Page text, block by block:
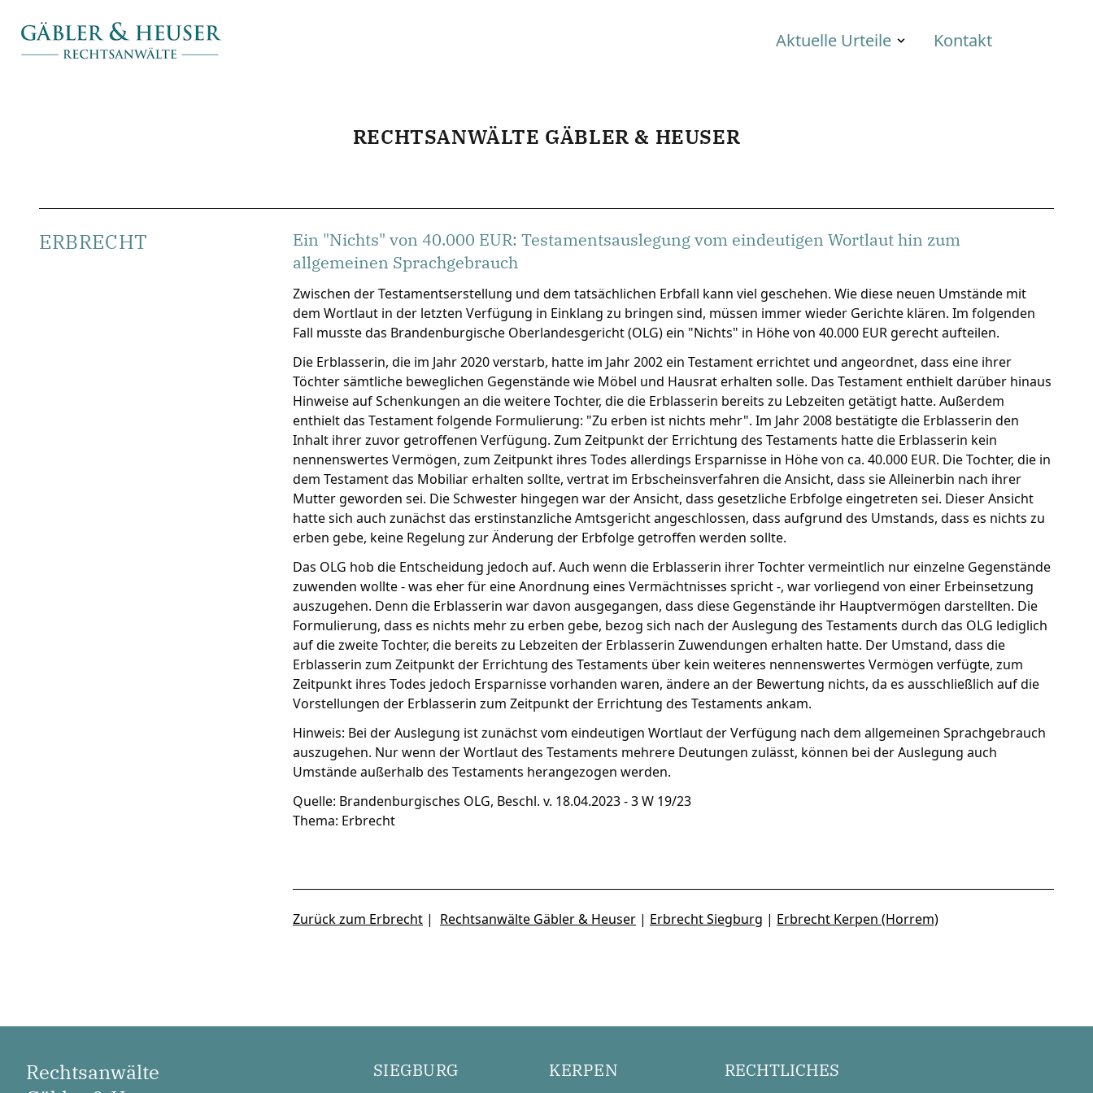
Aktuelle Urteile Kontakt
RECHTSANWÄLTE GÄBLER & HEUSER
ERBRECHT
Ein "Nichts" von 40.000 EUR: Testamentsauslegung vom eindeutigen Wortlaut hin zum
allgemeinen Sprachgebrauch
Zwischen der Testamentserstellung und dem tatsächlichen Erbfall kann viel geschehen. Wie diese neuen Umstände mit
dem Wortlaut in der letzten Verfügung in Einklang zu bringen sind, müssen immer wieder Gerichte klären. Im folgenden
Fall musste das Brandenburgische Oberlandesgericht (OLG) ein "Nichts" in Höhe von 40.000 EUR gerecht aufteilen.
Die Erblasserin, die im Jahr 2020 verstarb, hatte im Jahr 2002 ein Testament errichtet und angeordnet, dass eine ihrer
Töchter sämtliche beweglichen Gegenstände wie Möbel und Hausrat erhalten solle. Das Testament enthielt darüber hinaus
Hinweise auf Schenkungen an die weitere Tochter, die die Erblasserin bereits zu Lebzeiten getätigt hatte. Außerdem
enthielt das Testament folgende Formulierung: "Zu erben ist nichts mehr". Im Jahr 2008 bestätigte die Erblasserin den
Inhalt ihrer zuvor getroffenen Verfügung. Zum Zeitpunkt der Errichtung des Testaments hatte die Erblasserin kein
nennenswertes Vermögen, zum Zeitpunkt ihres Todes allerdings Ersparnisse in Höhe von ca. 40.000 EUR. Die Tochter, die in
dem Testament das Mobiliar erhalten sollte, vertrat im Erbscheinsverfahren die Ansicht, dass sie Alleinerbin nach ihrer
Mutter geworden sei. Die Schwester hingegen war der Ansicht, dass gesetzliche Erbfolge eingetreten sei. Dieser Ansicht
hatte sich auch zunächst das erstinstanzliche Amtsgericht angeschlossen, dass aufgrund des Umstands, dass es nichts zu
erben gebe, keine Regelung zur Änderung der Erbfolge getroffen werden sollte.
Das OLG hob die Entscheidung jedoch auf. Auch wenn die Erblasserin ihrer Tochter vermeintlich nur einzelne Gegenstände
zuwenden wollte - was eher für eine Anordnung eines Vermächtnisses spricht -, war vorliegend von einer Erbeinsetzung
auszugehen. Denn die Erblasserin war davon ausgegangen, dass diese Gegenstände ihr Hauptvermögen darstellten. Die
Formulierung, dass es nichts mehr zu erben gebe, bezog sich nach der Auslegung des Testaments durch das OLG lediglich
auf die zweite Tochter, die bereits zu Lebzeiten der Erblasserin Zuwendungen erhalten hatte. Der Umstand, dass die
Erblasserin zum Zeitpunkt der Errichtung des Testaments über kein weiteres nennenswertes Vermögen verfügte, zum
Zeitpunkt ihres Todes jedoch Ersparnisse vorhanden waren, ändere an der Bewertung nichts, da es ausschließlich auf die
Vorstellungen der Erblasserin zum Zeitpunkt der Errichtung des Testaments ankam.
Hinweis: Bei der Auslegung ist zunächst vom eindeutigen Wortlaut der Verfügung nach dem allgemeinen Sprachgebrauch
auszugehen. Nur wenn der Wortlaut des Testaments mehrere Deutungen zulässt, können bei der Auslegung auch
Umstände außerhalb des Testaments herangezogen werden.
Quelle: Brandenburgisches OLG, Beschl. v. 18.04.2023 - 3 W 19/23
Thema: Erbrecht
Zurück zum Erbrecht | Rechtsanwälte Gäbler & Heuser | Erbrecht Siegburg | Erbrecht Kerpen (Horrem)
Rechtsanwälte
SIEGBURG KERPEN RECHTLICHES